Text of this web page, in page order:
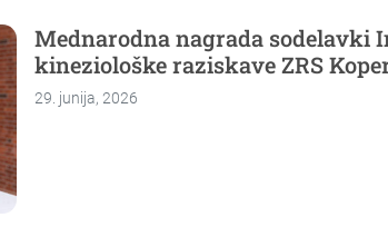
Mednarodna nagrada sodelavki
kineziološke raziskave ZRS
29. junija, 2026